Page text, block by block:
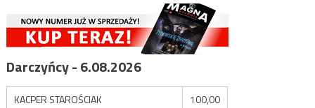
Darczyńcy - 6.08.2026
KACPER STAROŚCIAK
100,00